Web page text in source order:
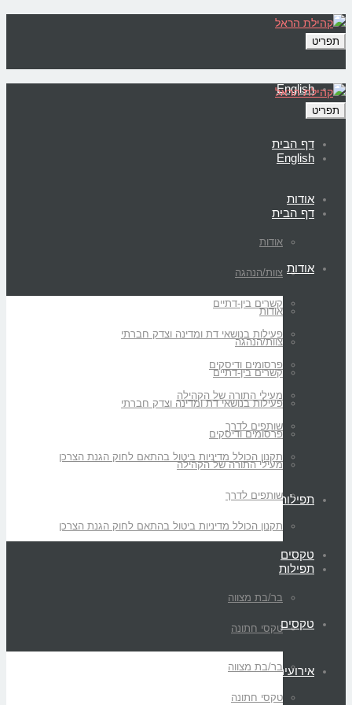
תפריט
English
דף הבית
אודות
אודות
צוות/הנהגה
קשרים בין-דתיים
פעילות בנושאי דת ומדינה וצדק חברתי
פרסומים ודיסקים
מעילי התורה של הקהילה
שותפים לדרך
תקנון הכולל מדיניות ביטול בהתאם לחוק הגנת הצרכן
תפילות
טקסים
בר/בת מצווה
טקסי חתונה
אירועים
תפריט
English
דף הבית
אודות
אודות
צוות/הנהגה
קשרים בין-דתיים
פעילות בנושאי דת ומדינה וצדק חברתי
פרסומים ודיסקים
מעילי התורה של הקהילה
שותפים לדרך
תקנון הכולל מדיניות ביטול בהתאם לחוק הגנת הצרכן
תפילות
טקסים
בר/בת מצווה
טקסי חתונה